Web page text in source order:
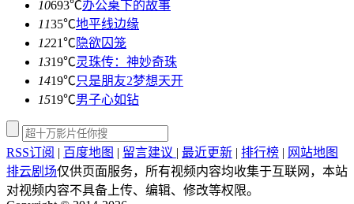
10693℃办公桌下的故事
1135℃地平线边缘
1221℃隐欲囚笼
1319℃灵珠传：神妙奇珠
1419℃只是朋友2梦想天开
1519℃男子心如钻
RSS订阅 | 百度地图 | 留言建议 | 最近更新 | 排行榜 | 网站地图
排云剧场仅供页面服务，所有视频内容均收集于互联网，本站
对视频内容不具备上传、编辑、修改等权限。